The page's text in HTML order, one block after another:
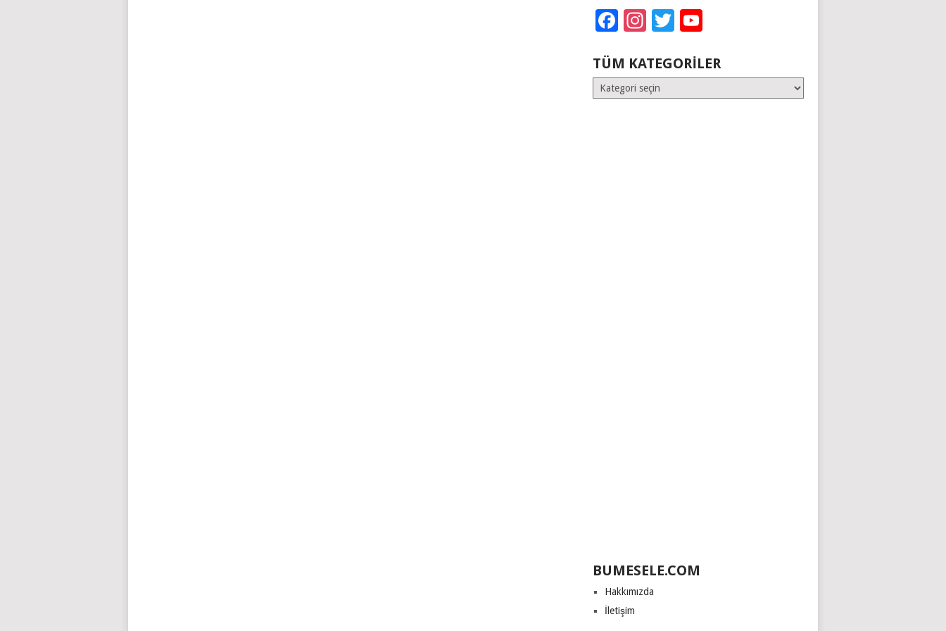
Facebook
Instagram
Twitter
TÜM KATEGORILER
Tüm
Kategoriler
BUMESELE.COM
Hakkımızda
İletişim